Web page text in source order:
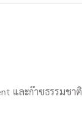
และก๊าซธรรมชาติ